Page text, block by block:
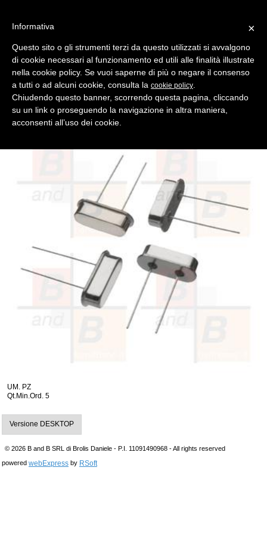
Indietro
TELECOMANDI - AUTOMAZIONE > QUARZI
quarzo di ricambio 27.745 mhz
UM. PZ
Qt.Min.Ord. 5
Versione DESKTOP
© 2026 B and B SRL di Brolis Daniele - P.I. 11091490968 - All rights reserved
powered webExpress by RSoft
×
Informativa
Questo sito o gli strumenti terzi da questo utilizzati si avvalgono
di cookie necessari al funzionamento ed utili alle finalità illustrate
nella cookie policy. Se vuoi saperne di più o negare il consenso
a tutti o ad alcuni cookie, consulta la cookie policy
Chiudendo questo banner, scorrendo questa pagina, cliccando
su un link o proseguendo la navigazione in altra maniera,
acconsenti all’uso dei cookie.